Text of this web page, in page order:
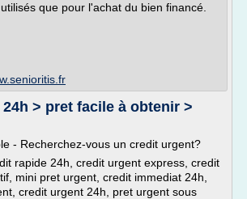
que pour l'achat du bien financé.
> pret facile à obtenir >
- Recherchez-vous un credit urgent?
rapide 24h, credit urgent express, credit
mini pret urgent, credit immediat 24h,
credit urgent 24h, pret urgent sous